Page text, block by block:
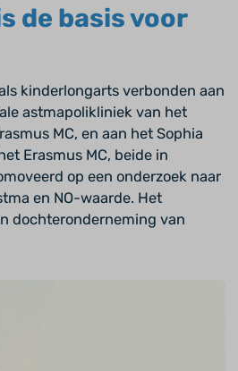
de basis voor
kinderlongarts verbonden aan
astmapolikliniek van het
MC, en aan het Sophia
Erasmus MC, beide in
op een onderzoek naar
en NO-waarde. Het
dochteronderneming van